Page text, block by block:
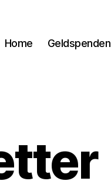
Home Geldspenden